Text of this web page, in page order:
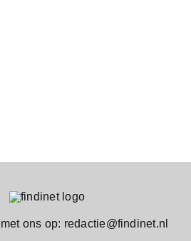
ons op: redactie@findinet.nl